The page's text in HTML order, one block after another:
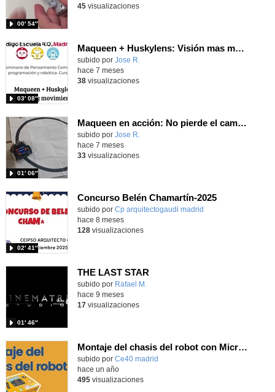
00′ 54″
45visualizaciones
Maqueen + Huskylens: Visión mas movimiento.
subido por Jose R.
03′ 08″
hace 7 meses
38visualizaciones
Maqueen en acción: No pierde el camino
subido por Jose R.
01′ 06″
hace 7 meses
33visualizaciones
Concurso Belén Chamartín-2025
Contenido educativo.
subido por Cp arquitectogaudi madrid
02′ 41″
hace 8 meses
128visualizaciones
THE LAST STAR
Contenido educativo.
subido por Rafael M.
01′ 46″
hace 9 meses
17visualizaciones
Montaje del chasis del robot con Micro:Bit
subido por Ce40 madrid
hace un año
495visualizaciones